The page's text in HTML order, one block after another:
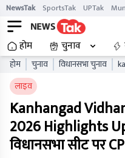
NewsTak SportsTak UPTak
होम चुनाव
होम चुनाव विधानसभा चुनाव
लाइव
Kanhangad
2026 Highlights
विधानसभा सीट पर